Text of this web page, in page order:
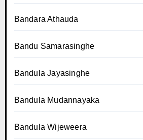
Bandara Athauda
Bandu Samarasinghe
Bandula Jayasinghe
Bandula Mudannayaka
Bandula Wijeweera